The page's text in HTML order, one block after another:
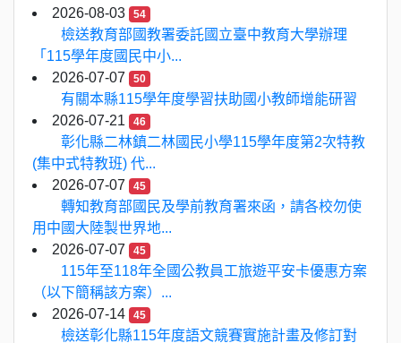
2026-08-03
54
檢送教育部國教署委託國立臺中教育大學辦理
「115學年度國民中小...
2026-07-07
50
有關本縣115學年度學習扶助國小教師增能研習
2026-07-21
46
彰化縣二林鎮二林國民小學115學年度第2次特教
(集中式特教班) 代...
2026-07-07
45
轉知教育部國民及學前教育署來函，請各校勿使
用中國大陸製世界地...
2026-07-07
45
115年至118年全國公教員工旅遊平安卡優惠方案
（以下簡稱該方案）...
2026-07-14
45
檢送彰化縣115年度語文競賽實施計畫及修訂對